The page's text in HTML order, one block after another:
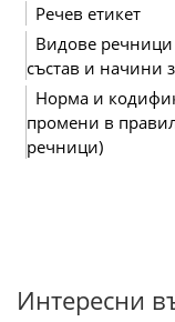
Речев етикет
Видове
състав и начини
Норма и
промени в
речници)
Интересни